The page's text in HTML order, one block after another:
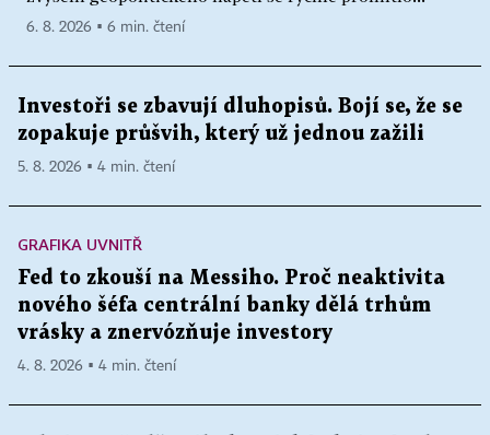
6. 8. 2026 ▪ 6 min. čtení
Investoři se zbavují dluhopisů. Bojí se, že se
zopakuje průšvih, který už jednou zažili
5. 8. 2026 ▪ 4 min. čtení
GRAFIKA UVNITŘ
Fed to zkouší na Messiho. Proč neaktivita
nového šéfa centrální banky dělá trhům
vrásky a znervózňuje investory
4. 8. 2026 ▪ 4 min. čtení